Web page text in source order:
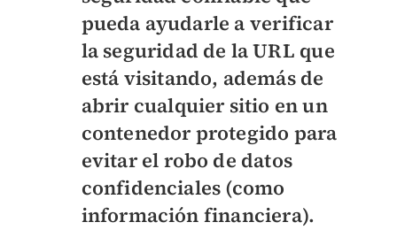
pueda ayudarle a verificar
la seguridad de la URL que
está visitando, además de
abrir cualquier sitio en un
contenedor protegido para
evitar el robo de datos
confidenciales (como
información financiera).